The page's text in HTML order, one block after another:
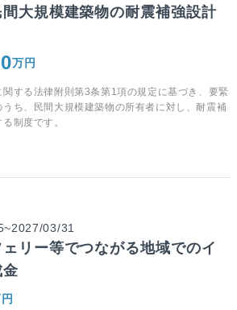
大規模建築物の耐震補強設計
万円
する法律附則第3条第1項の規定に基づき、要緊
ち、民間大規模建築物の所有者に対し、耐震補
制度です。
03/31
リー等でつながる地域でのイ